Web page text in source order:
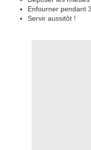
Enfourner pendant
Servir aussitôt !